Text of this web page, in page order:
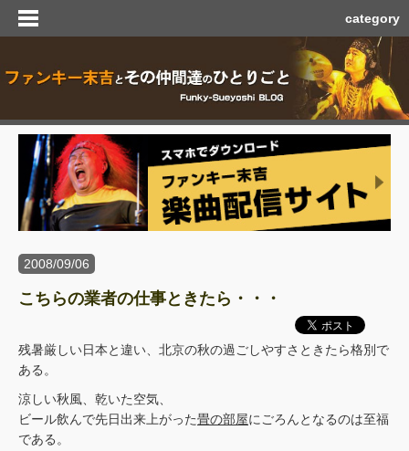
category
2008/09/06
こちらの業者の仕事ときたら・・・
残暑厳しい日本と違い、北京の秋の過ごしやすさときたら格別で
ある。
涼しい秋風、乾いた空気、
ビール飲んで先日出来上がった畳の部屋にごろんとなるのは至福
である。